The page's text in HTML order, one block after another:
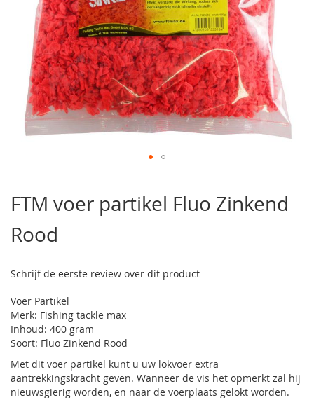
het
begin
van
de
gallerij
FTM voer partikel Fluo Zinkend
Rood
Schrijf de eerste review over dit product
Voer Partikel
Merk: Fishing tackle max
Inhoud: 400 gram
Soort: Fluo Zinkend Rood
Met dit voer partikel kunt u uw lokvoer extra
aantrekkingskracht geven. Wanneer de vis het opmerkt zal hij
nieuwsgierig worden, en naar de voerplaats gelokt worden.